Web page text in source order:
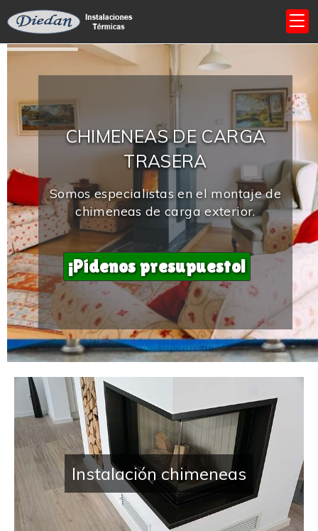
CHIMENEAS DE CARGA
TRASERA
Somos especialistas en el montaje de
chimeneas de carga exterior.
¡Pídenos presupuesto!
Instalaciones térmicas en
Instalación chimeneas